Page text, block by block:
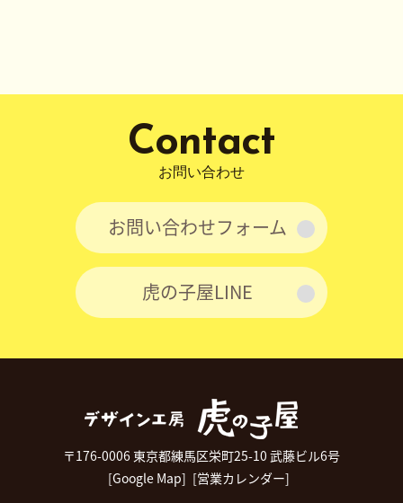
Contact
お問い合わせ
お問い合わせフォーム
虎の子屋LINE
〒176-0006 東京都練馬区栄町25-10 武藤ビル6号
[Google Map] [営業カレンダー]